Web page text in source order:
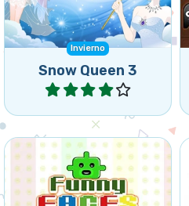
Invierno
Snow Queen 3
Jugar
Crea grupos conectados
de 3 o más de las mismas
Caras Graciosas dejándolas
caer.